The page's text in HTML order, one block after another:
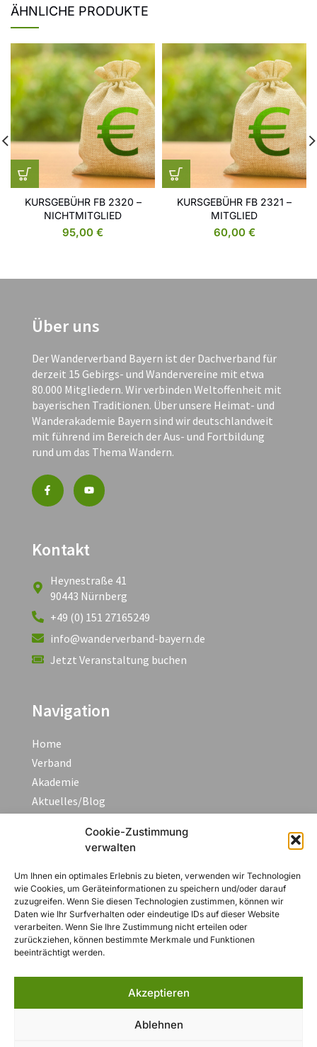
Cookie-Zustimmung
verwalten
Um Ihnen ein optimales Erlebnis zu bieten, verwenden wir Technologien
wie Cookies, um Geräteinformationen zu speichern und/oder darauf
zuzugreifen. Wenn Sie diesen Technologien zustimmen, können wir
Daten wie Ihr Surfverhalten oder eindeutige IDs auf dieser Website
verarbeiten. Wenn Sie Ihre Zustimmung nicht erteilen oder
zurückziehen, können bestimmte Merkmale und Funktionen
beeinträchtigt werden.
Akzeptieren
Ablehnen
ÄHNLICHE PRODUKTE
KURSGEBÜHR FB 2320 –
NICHTMITGLIED
95,00 €
KURSGEBÜHR FB 2321 –
MITGLIED
60,00 €
Über uns
Der Wanderverband Bayern ist der Dachverband für
derzeit 15 Gebirgs- und Wandervereine mit etwa
80.000 Mitgliedern. Wir verbinden Weltoffenheit mit
bayerischen Traditionen. Über unsere Heimat- und
Wanderakademie Bayern sind wir deutschlandweit
mit führend im Bereich der Aus- und Fortbildung
rund um das Thema Wandern.
Kontakt
Heynestraße 41
90443 Nürnberg
+49 (0) 151 27165249
info@wanderverband-bayern.de
Jetzt Veranstaltung buchen
Navigation
Home
Verband
Akademie
Aktuelles/Blog
Rechtliches
Impressum
Datenschutzerklärung
AGB